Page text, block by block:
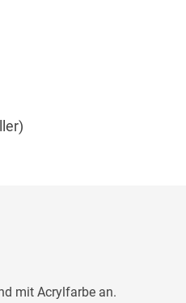
mit Acrylfarbe an.